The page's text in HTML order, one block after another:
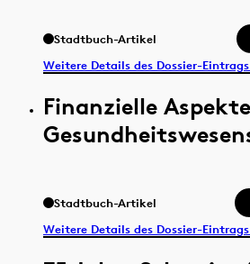
Stadtbuch-Artikel
Weitere Details des Dossier-
Finanzielle
Stadtbuch-Artikel
Weitere Details des Dossier-